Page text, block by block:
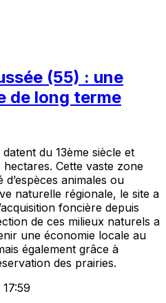
(55) : une
de long terme
du 13ème siècle et
hectares. Cette vaste zone
animales ou
naturelle régionale, le site a
foncière depuis
de ces milieux naturels a
une économie locale au
également grâce à
des prairies.